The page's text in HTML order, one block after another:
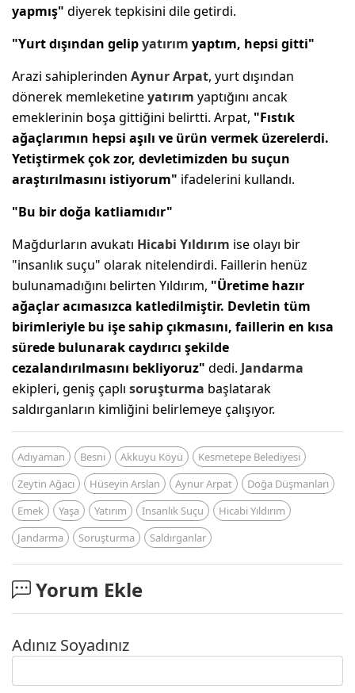
yapmış" diyerek tepkisini dile getirdi.
"Yurt dışından gelipyatırım yaptım, hepsi gitti"
Arazi sahiplerinden Aynur Arpat, yurt dışından
dönerek memleketineyatırım yaptığını ancak
emeklerinin boşa gittiğini belirtti. Arpat, "Fıstık
ağaçlarımın hepsi aşılı ve ürün vermek üzerelerdi.
Yetiştirmek çok zor, devletimizden bu suçun
araştırılmasını istiyorum" ifadelerini kullandı.
"Bu bir doğa katliamıdır"
Mağdurların avukatı Hicabi Yıldırım ise olayı bir
"insanlık suçu" olarak nitelendirdi. Faillerin henüz
bulunamadığını belirten Yıldırım, "Üretime hazır
ağaçlar acımasızca katledilmiştir. Devletin tüm
birimleriyle bu işe sahip çıkmasını, faillerin en kısa
sürede bulunarak caydırıcı şekilde
cezalandırılmasını bekliyoruz" dedi. Jandarma
ekipleri, geniş çaplı soruşturma başlatarak
saldırganların kimliğini belirlemeye çalışıyor.
Adıyaman Besni Akkuyu Köyü
Kesmetepe Belediyesi
Zeytin Ağacı
Hüseyin Arslan Aynur Arpat
Doğa Düşmanları
Emek
Yaşa Yatırım Insanlık Suçu
Hicabi Yıldırım
Jandarma
Soruşturma Saldırganlar
Yorum Ekle
Adınız Soyadınız